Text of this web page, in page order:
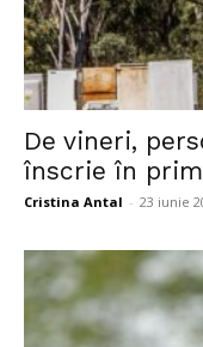
De vineri,
înscrie în
Cristina Antal - 23 iunie